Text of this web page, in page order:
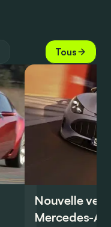
Tous
Nouvelle
Mercedes-